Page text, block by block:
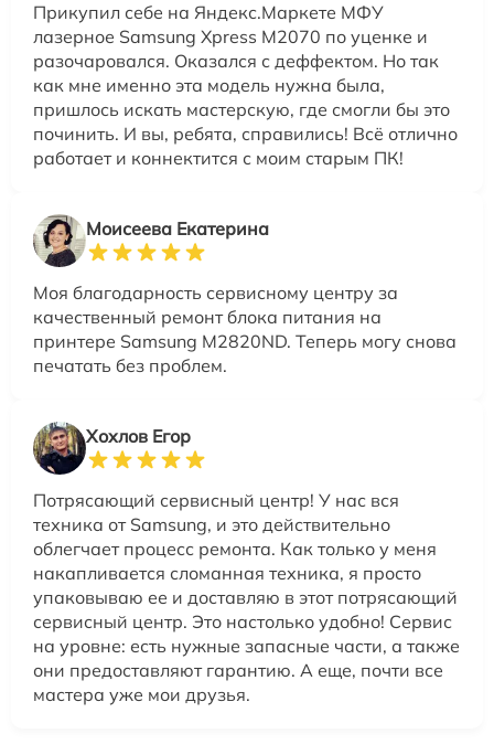
Прикупил себе на Яндекс.Маркете МФУ
лазерное Samsung Xpress M2070 по уценке и
разочаровался. Оказался с деффектом. Но так
как мне именно эта модель нужна была,
пришлось искать мастерскую, где смогли бы это
починить. И вы, ребята, справились! Всё отлично
работает и коннектится с моим старым ПК!
Моисеева Екатерина
Моя благодарность сервисному центру за
качественный ремонт блока питания на
принтере Samsung M2820ND. Теперь могу снова
печатать без проблем.
Хохлов Егор
Потрясающий сервисный центр! У нас вся
техника от Samsung, и это действительно
облегчает процесс ремонта. Как только у меня
накапливается сломанная техника, я просто
упаковываю ее и доставляю в этот потрясающий
сервисный центр. Это настолько удобно! Сервис
на уровне: есть нужные запасные части, а также
они предоставляют гарантию. А еще, почти все
мастера уже мои друзья.